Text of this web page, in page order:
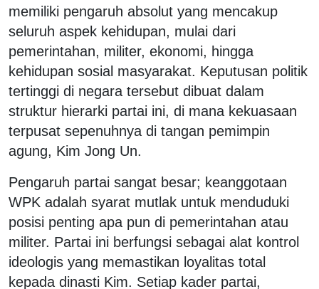
memiliki pengaruh absolut yang mencakup
seluruh aspek kehidupan, mulai dari
pemerintahan, militer, ekonomi, hingga
kehidupan sosial masyarakat. Keputusan politik
tertinggi di negara tersebut dibuat dalam
struktur hierarki partai ini, di mana kekuasaan
terpusat sepenuhnya di tangan pemimpin
agung, Kim Jong Un.
Pengaruh partai sangat besar; keanggotaan
WPK adalah syarat mutlak untuk menduduki
posisi penting apa pun di pemerintahan atau
militer. Partai ini berfungsi sebagai alat kontrol
ideologis yang memastikan loyalitas total
kepada dinasti Kim. Setiap kader partai,